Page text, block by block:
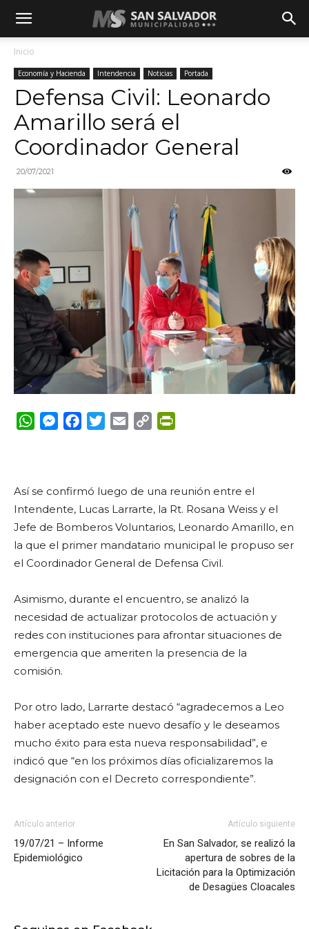
Inicio
Economía y Hacienda Intendencia Noticias Portada
Defensa Civil: Leonardo
Amarillo será el
Coordinador General
20/07/2021
WhatsApp
Messenger
FacebookTwitterEmail Copy
Así se confirmó luego de una reunión entre el
Intendente, Lucas Larrarte, la Rt. Rosana Weiss y el
Jefe de Bomberos Voluntarios, Leonardo Amarillo, en
la que el primer mandatario municipal le propuso ser
el Coordinador General de Defensa Civil.
Asimismo, durante el encuentro, se analizó la
necesidad de actualizar protocolos de actuación y
redes con instituciones para afrontar situaciones de
emergencia que ameriten la presencia de la
comisión.
Por otro lado, Larrarte destacó “agradecemos a Leo
haber aceptado este nuevo desafío y le deseamos
mucho éxito para esta nueva responsabilidad”, e
indicó que “en los próximos días oficializaremos la
designación con el Decreto correspondiente”.
Artículo anterior
19/07/21 – Informe
Epidemiológico
Artículo siguiente
En San Salvador, se realizó la
apertura de sobres de la
Licitación para la Optimización
de Desagües Cloacales